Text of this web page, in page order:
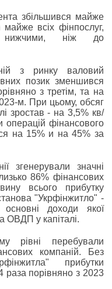
збільшився майже
всіх фінпослуг,
нижчими, ніж до
з ринку валовий
позик зменшився
з третім, та на
м. При цьому, обсяг
зростав - на 3,5% кв/
операцій фінансового
на 15% и на 45% за
згенерували значні
86% фінансових
всього прибутку
"Укрфінжитло" -
доходи якої
ОВДП у капіталі.
рівні перебували
компаній. Без
прибутки
раза порівняно з 2023